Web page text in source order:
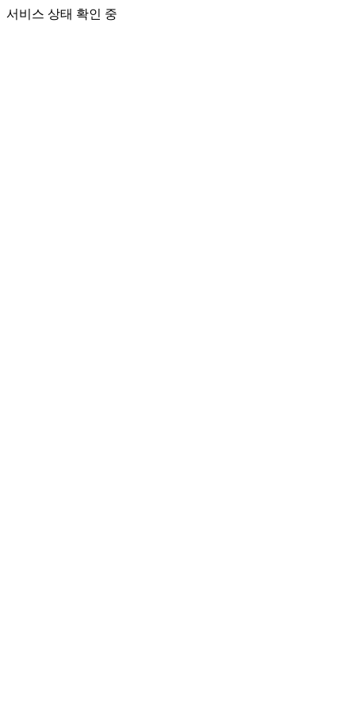
서비스 상태 확인 중